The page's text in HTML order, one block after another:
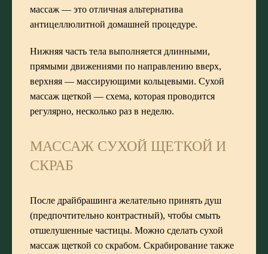
массаж — это отличная альтернатива
антицеллюлитной домашней процедуре.
Нижняя часть тела выполняется длинными,
прямыми движениями по направлению вверх,
верхняя — массирующими кольцевыми. Сухой
массаж щеткой — схема, которая проводится
регулярно, несколько раз в неделю.
МАССАЖ СУХОЙ ЩЕТКОЙ И
СКРАБ
После драйбрашинга желательно принять душ
(предпочтительно контрастный), чтобы смыть
отшелушенные частицы. Можно сделать сухой
массаж щеткой со скрабом. Скрабирование также